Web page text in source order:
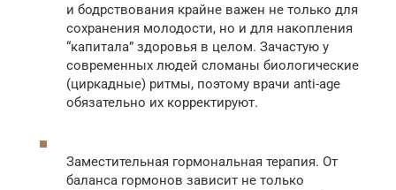
и бодрствования крайне важен не только для
сохранения молодости, но и для накопления
“капитала” здоровья в целом. Зачастую у
современных людей сломаны биологические
(циркадные) ритмы, поэтому врачи anti-age
обязательно их корректируют.
Заместительная гормональная терапия. От
баланса гормонов зависит не только